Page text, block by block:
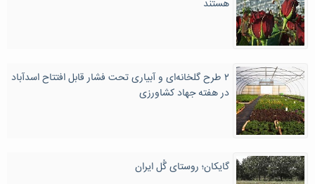
هستند
۲ طرح گلخانه‌ای و آبیاری تحت فشار قابل افتتاح اسدآباد
در هفته جهاد کشاورزی
گایکان؛ روستای گُل ایران